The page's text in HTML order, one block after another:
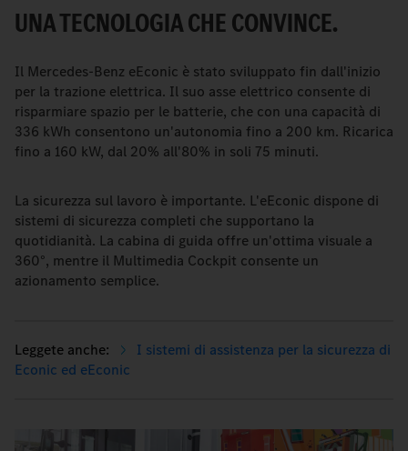
UNA TECNOLOGIA CHE CONVINCE.
Il Mercedes-Benz eEconic è stato sviluppato fin dall'inizio
per la trazione elettrica. Il suo asse elettrico consente di
risparmiare spazio per le batterie, che con una capacità di
336 kWh consentono un'autonomia fino a 200 km. Ricarica
fino a 160 kW, dal 20% all'80% in soli 75 minuti.
La sicurezza sul lavoro è importante. L'eEconic dispone di
sistemi di sicurezza completi che supportano la
quotidianità. La cabina di guida offre un'ottima visuale a
360°, mentre il Multimedia Cockpit consente un
azionamento semplice.
I sistemi di assistenza per la sicurezza di
Econic ed eEconic